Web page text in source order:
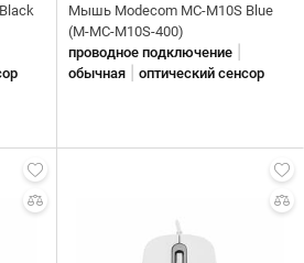
Мышь Modecom MC-M10S Blue
(M-MC-M10S-400)
проводное подключение
обычная оптический сенсор